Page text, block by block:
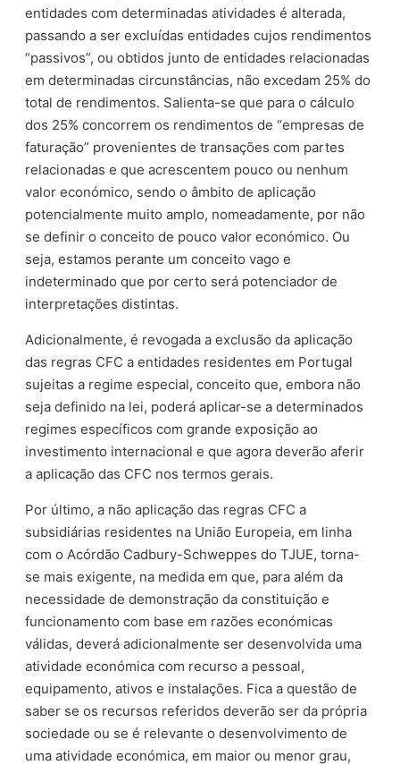
entidades com determinadas atividades é alterada,
passando a ser excluídas entidades cujos rendimentos
“passivos”, ou obtidos junto de entidades relacionadas
em determinadas circunstâncias, não excedam 25% do
total de rendimentos. Salienta-se que para o cálculo
dos 25% concorrem os rendimentos de “empresas de
faturação” provenientes de transações com partes
relacionadas e que acrescentem pouco ou nenhum
valor económico, sendo o âmbito de aplicação
potencialmente muito amplo, nomeadamente, por não
se definir o conceito de pouco valor económico. Ou
seja, estamos perante um conceito vago e
indeterminado que por certo será potenciador de
interpretações distintas.
Adicionalmente, é revogada a exclusão da aplicação
das regras CFC a entidades residentes em Portugal
sujeitas a regime especial, conceito que, embora não
seja definido na lei, poderá aplicar-se a determinados
regimes específicos com grande exposição ao
investimento internacional e que agora deverão aferir
a aplicação das CFC nos termos gerais.
Por último, a não aplicação das regras CFC a
subsidiárias residentes na União Europeia, em linha
com o Acórdão Cadbury-Schweppes do TJUE, torna-
se mais exigente, na medida em que, para além da
necessidade de demonstração da constituição e
funcionamento com base em razões económicas
válidas, deverá adicionalmente ser desenvolvida uma
atividade económica com recurso a pessoal,
equipamento, ativos e instalações. Fica a questão de
saber se os recursos referidos deverão ser da própria
sociedade ou se é relevante o desenvolvimento de
uma atividade económica, em maior ou menor grau,